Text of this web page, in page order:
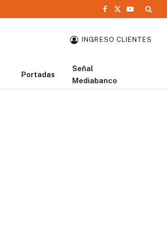
Facebook
X
YouTube
INGRESO CLIENTES
Portadas
Señal
Mediabanco